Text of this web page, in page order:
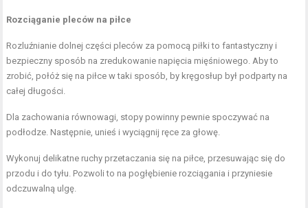
Rozciąganie pleców na piłce
Rozluźnianie dolnej części pleców za pomocą piłki to fantastyczny i
bezpieczny sposób na zredukowanie napięcia mięśniowego. Aby to
zrobić, połóż się na piłce w taki sposób, by kręgosłup był podparty na
całej długości.
Dla zachowania równowagi, stopy powinny pewnie spoczywać na
podłodze. Następnie, unieś i wyciągnij ręce za głowę.
Wykonuj delikatne ruchy przetaczania się na piłce, przesuwając się do
przodu i do tyłu. Pozwoli to na pogłębienie rozciągania i przyniesie
odczuwalną ulgę.